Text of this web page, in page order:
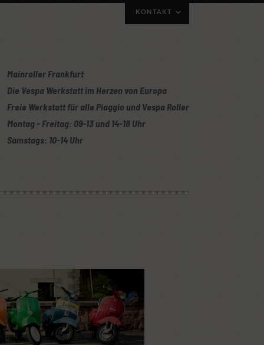
gerne per Telefon/Whatsapp mit obiger
KONTAKT
Mainroller Frankfurt
Die Vespa Werkstatt im Herzen von Europa
Freie Werkstatt für alle Piaggio und Vespa Roller
Montag - Freitag: 09-13 und 14-18 Uhr
Samstags: 10-14 Uhr